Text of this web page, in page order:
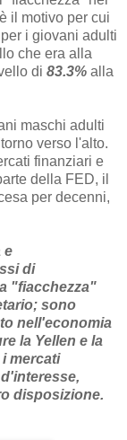
il motivo per cui
i giovani adulti
che era alla
di 83.3% alla
maschi adulti
verso l'alto.
finanziari e
della FED, il
per decenni,
e
di
"fiacchezza"
sono
nell'economia
la Yellen e la
mercati
disposizione.